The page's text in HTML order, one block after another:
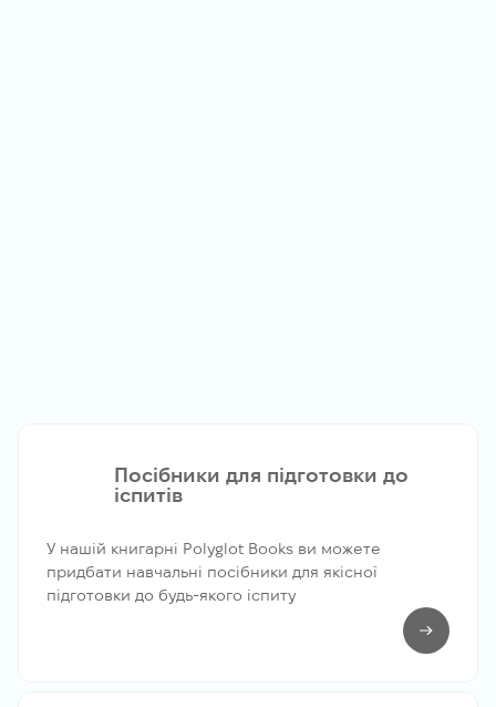
Посібники для підготовки до
іспитів
У нашій книгарні Polyglot Books ви можете
придбати навчальні посібники для якісної
підготовки до будь-якого іспиту